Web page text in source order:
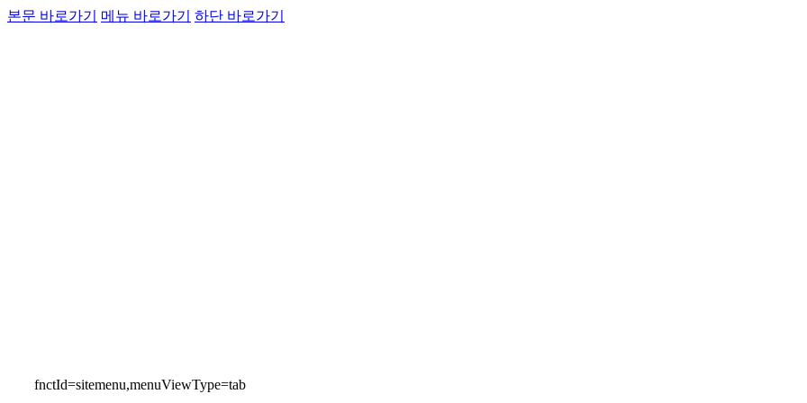
본문 바로가기 메뉴 바로가기 하단 바로가기
fnctId=sitemenu,menuViewType=tab